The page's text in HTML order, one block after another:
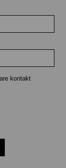
kontakt